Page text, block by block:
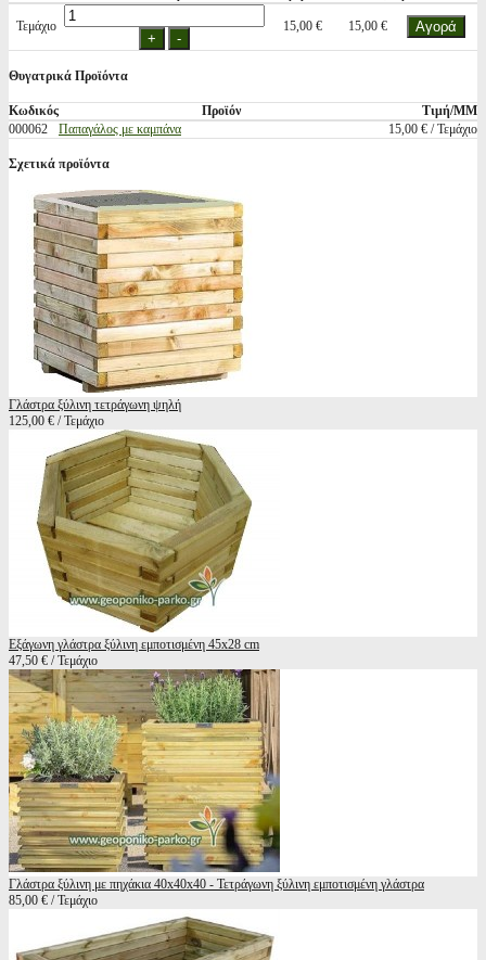
Τεμάχιο 15,00 € 15,00 €
Θυγατρικά Προϊόντα
Κωδικός Προϊόν
Τιμή/ΜΜ
000062
Παπαγάλος με καμπάνα 15,00 € / Τεμάχιο
Σχετικά προϊόντα
Γλάστρα ξύλινη τετράγωνη ψηλή
125,00 € / Τεμάχιο
Εξάγωνη γλάστρα ξύλινη εμποτισμένη 45x28 cm
47,50 € / Τεμάχιο
Γλάστρα ξύλινη με πηχάκια 40x40x40 - Τετράγωνη ξύλινη εμποτισμένη γλάστρα
85,00 € / Τεμάχιο